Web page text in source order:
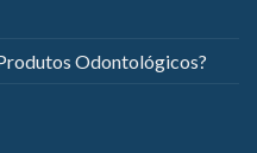
Odontológicos?